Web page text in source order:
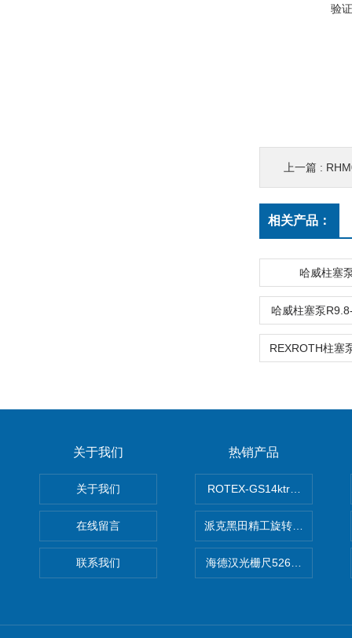
验
上一篇 :
相关产品：
哈威柱塞
哈威柱塞泵
关于我们
关于我们
在线留言
联系我们
热销产品
ROTEX-GS14ktr梅花连轴器
派克黑田精工旋转气缸
海德汉光栅尺526974-09